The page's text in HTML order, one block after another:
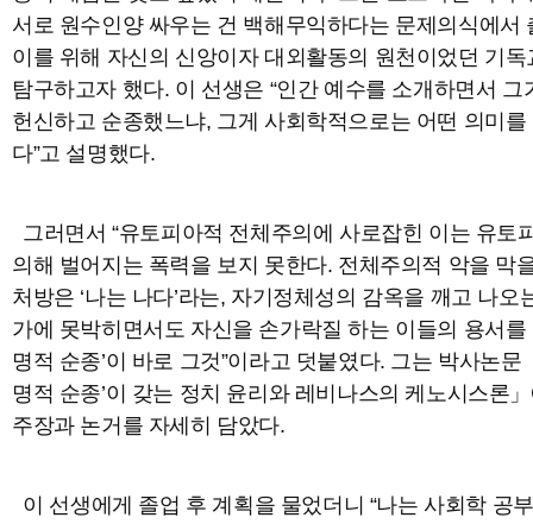
서로 원수인양 싸우는 건 백해무익하다는 문제의식에서
이를 위해 자신의 신앙이자 대외활동의 원천이었던 기
탐구하고자 했다. 이 선생은 “인간 예수를 소개하면서
헌신하고 순종했느냐, 그게 사회학적으로는 어떤 의미
다”고 설명했다.
그러면서 “유토피아적 전체주의에 사로잡힌 이는 유토
의해 벌어지는 폭력을 보지 못한다. 전체주의적 악을 막
처방은 ‘나는 나다’라는, 자기정체성의 감옥을 깨고 나오
가에 못박히면서도 자신을 손가락질 하는 이들의 용서를
명적 순종’이 바로 그것”이라고 덧붙였다. 그는 박사논문
명적 순종’이 갖는 정치 윤리와 레비나스의 케노시스론
주장과 논거를 자세히 담았다.
이 선생에게 졸업 후 계획을 물었더니 “나는 사회학 공